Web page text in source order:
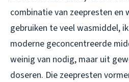
combinatie van zeepresten en
gebruiken te veel wasmiddel,
moderne geconcentreerde
weinig van nodig, maar uit
doseren. Die zeepresten